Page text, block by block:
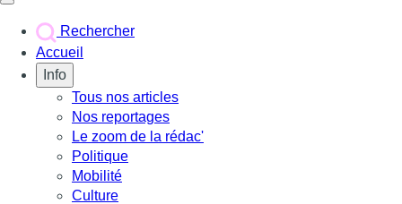
Rechercher
Accueil
Info
Tous nos articles
Nos reportages
Le zoom de la rédac'
Politique
Mobilité
Culture